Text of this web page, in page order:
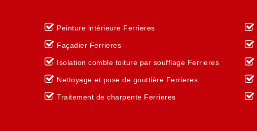
Peinture intérieure Ferrieres
Façadier Ferrieres
Isolation comble toiture par soufflage Ferrieres
Nettoyage et pose de gouttière Ferrieres
Traitement de charpente Ferrieres